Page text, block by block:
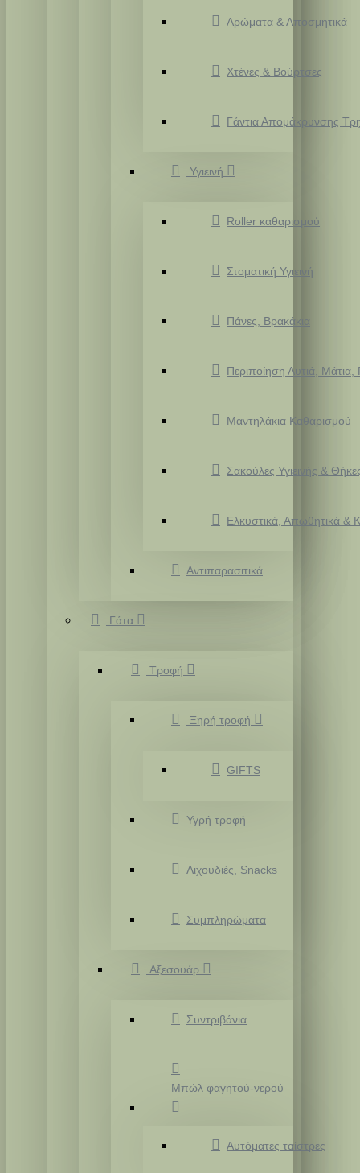
Αρώματα & Αποσμητικά
Χτένες & Βούρτσες
Γάντια Απομάκρυνσης
Υγιεινή
Roller καθαρισμού
Στοματική Υγιεινή
Πάνες, Βρακάκια
Περιποίηση Αυτιά,
Μαντηλάκια Καθαρισμού
Σακούλες Υγιεινής &
Ελκυστικά, Απωθητικά &
Αντιπαρασιτικά
Γάτα
Τροφή
Ξηρή τροφή
GIFTS
Υγρή τροφή
Λιχουδιές, Snacks
Συμπληρώματα
Αξεσουάρ
Συντριβάνια
Μπώλ φαγητού-νερού
Αυτόματες ταίστρες